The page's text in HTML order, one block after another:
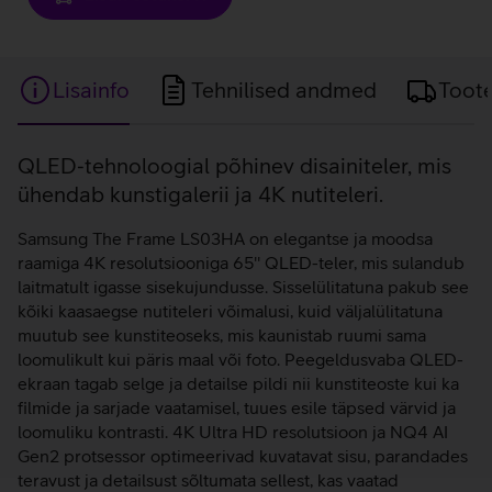
Lisainfo Tehnilised andmed
Lisainfo
QLED‑tehnoloogial põhinev disainiteler, mis
ühendab kunstigalerii ja 4K nutiteleri.
Samsung The Frame LS03HA on elegantse ja moodsa
raamiga 4K resolutsiooniga 65'' QLED-teler, mis sulandub
laitmatult igasse sisekujundusse. Sisselülitatuna pakub see
kõiki kaasaegse nutiteleri võimalusi, kuid väljalülitatuna
muutub see kunstiteoseks, mis kaunistab ruumi sama
loomulikult kui päris maal või foto. Peegeldusvaba QLED-
ekraan tagab selge ja detailse pildi nii kunstiteoste kui ka
filmide ja sarjade vaatamisel, tuues esile täpsed värvid ja
loomuliku kontrasti. 4K Ultra HD resolutsioon ja NQ4 AI
Gen2 protsessor optimeerivad kuvatavat sisu, parandades
teravust ja detailsust sõltumata sellest, kas vaatad